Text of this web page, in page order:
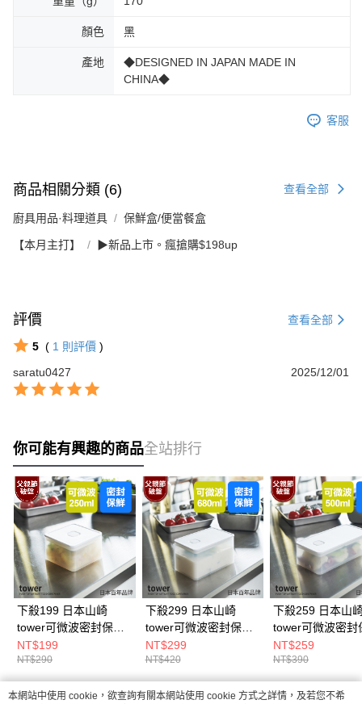
顏色 黑
產地
◆DESIGNED IN JAPAN MADE IN
CHINA◆
客服
商品相關分類 (6) 查看全部
廚具用品·料理道具 保鮮盒/便當餐盒
【本月主打】 ▶新品上市。瘋搶購$198up
評價 查看全部
5 ( 1 則評價 )
saratu0427
2025/12/01
你可能有興趣的商品全站排行
下殺199 日本山崎
tower可微波密封保鮮
盒(白)250ml/可堆疊收
納盒/方型保鮮盒/廚房
收納
NT$199
NT$290
下殺299 日本山崎
tower可微波密封保鮮
盒(白)680ml/可堆疊收
納盒/方型保鮮盒/廚房
收納
NT$299
NT$420
下殺259 日本山
tower可微波密封
盒(白)500ml/可
納盒/方型保鮮盒/
收納
NT$259
NT$390
本網站中使用 cookie，欲查詢有關本網站使用 cookie 方式之詳情，及若您不希